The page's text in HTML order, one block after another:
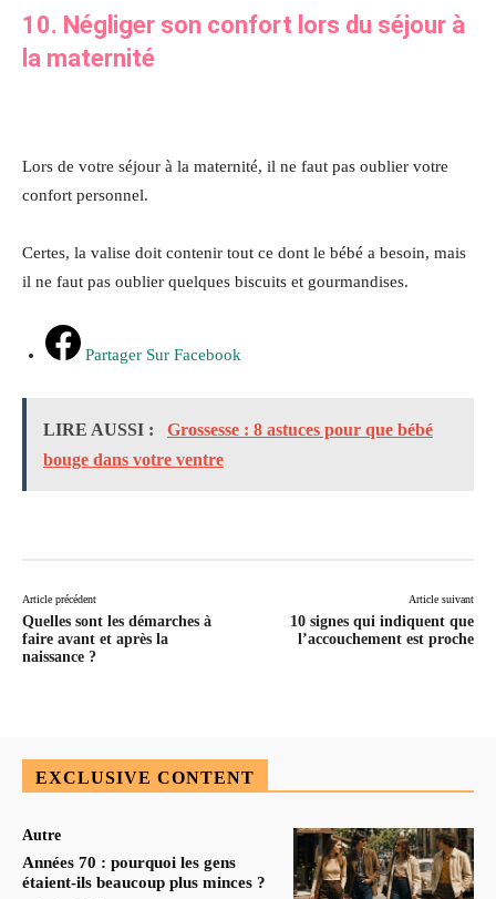
10. Négliger son confort lors du séjour à
la maternité
Lors de votre séjour à la maternité, il ne faut pas oublier votre
confort personnel.
Certes, la valise doit contenir tout ce dont le bébé a besoin, mais
il ne faut pas oublier quelques biscuits et gourmandises.
Partager Sur Facebook
LIRE AUSSI :
Grossesse : 8 astuces pour que bébé
bouge dans votre ventre
Article précédent
Quelles sont les démarches à
faire avant et après la
naissance ?
Article suivant
10 signes qui indiquent que
l’accouchement est proche
EXCLUSIVE CONTENT
Autre
Années 70 : pourquoi les gens
étaient-ils beaucoup plus minces ?